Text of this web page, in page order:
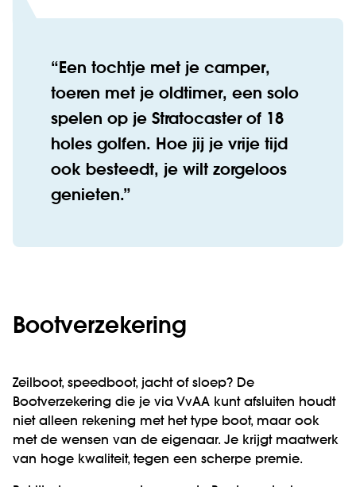
Een tochtje met je camper,
toeren met je oldtimer, een solo
spelen op je Stratocaster of 18
holes golfen. Hoe jij je vrije tijd
ook besteedt, je wilt zorgeloos
genieten.
Bootverzekering
Zeilboot, speedboot, jacht of sloep? De
Bootverzekering die je via VvAA kunt afsluiten houdt
niet alleen rekening met het type boot, maar ook
met de wensen van de eigenaar. Je krijgt maatwerk
van hoge kwaliteit, tegen een scherpe premie.